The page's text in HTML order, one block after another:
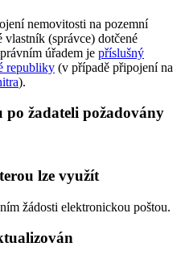
nemovitosti na pozemní
(správce) dotčené
úřadem je příslušný
republiky (v případě připojení na
).
po žadateli požadovány
lze využít
žádosti elektronickou poštou.